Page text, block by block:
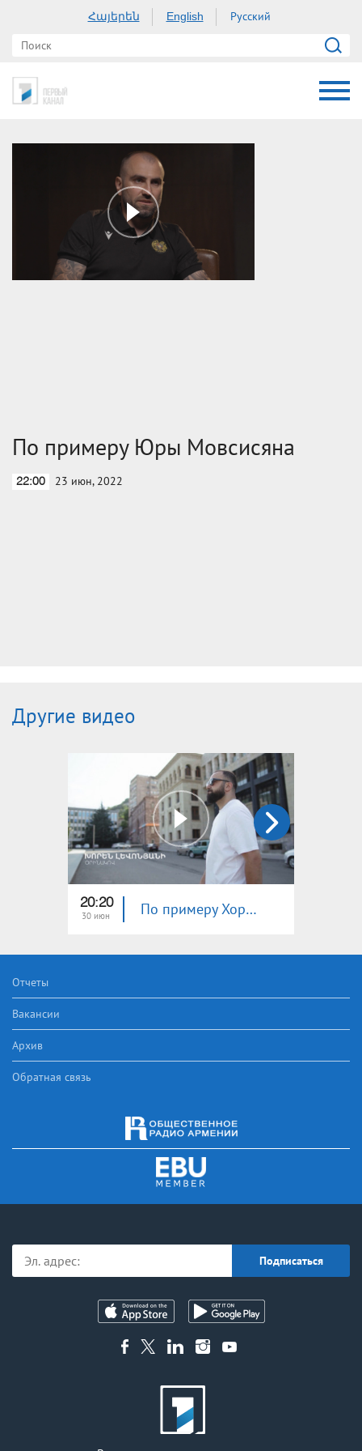
Հայերեն English Русский
По примеру Юры Мовсисяна
22:00 23 июн, 2022
Другие видео
20:20
30 июн По примеру Хорена Левоняна
Отчеты
Вакансии
Архив
Обратная связь